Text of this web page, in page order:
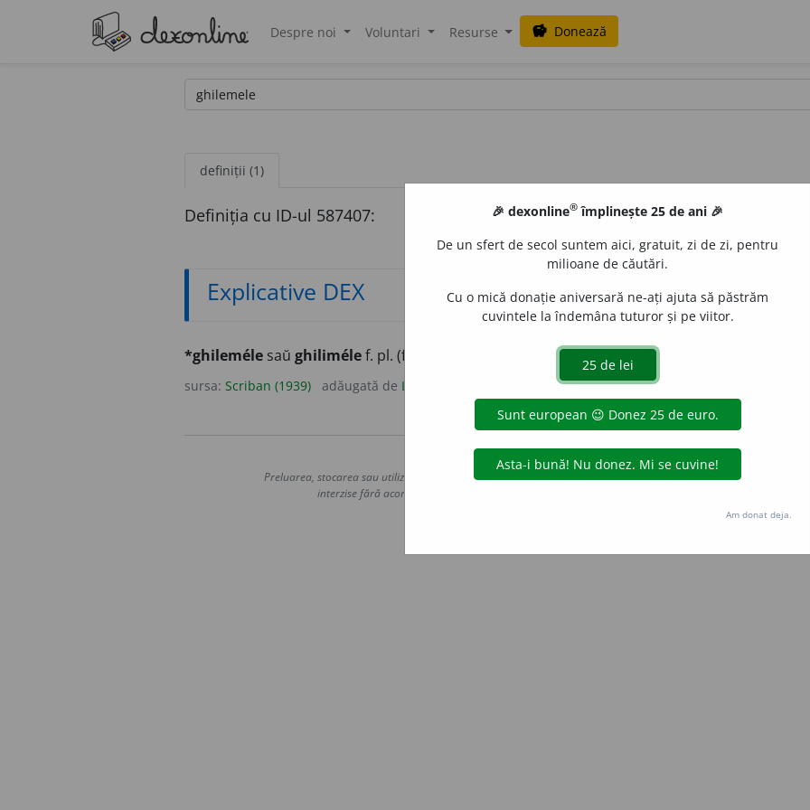
Despre noi Voluntari Resurse savings Donează
definiții (1)
Definiția cu ID-ul 587407:
Explicative DEX
*ghileméle saŭ ghilimélef. pl. (fr. Guillaume,Wilhelm, nume propriŭ).
sursa: Scriban (1939) adăugată de LauraGellner
Copyright © 2004-2026 dexonline (https://dexonline.ro)
Preluarea, stocarea sau utilizarea datelor de pe acest site, inclusiv prin orice metode de extragere automată
interzise fără acordul nostru prealabil scris, cu excepția seturilor de date oferite oficial spre utilizare
Hosterion
🎉 dexonline® împlinește 25 de ani 🎉
De un sfert de secol suntem aici, gratuit, zi de zi, pentru
milioane de căutări.
Cu o mică donație aniversară ne-ați ajuta să păstrăm
cuvintele la îndemâna tuturor și pe viitor.
Am donat deja.